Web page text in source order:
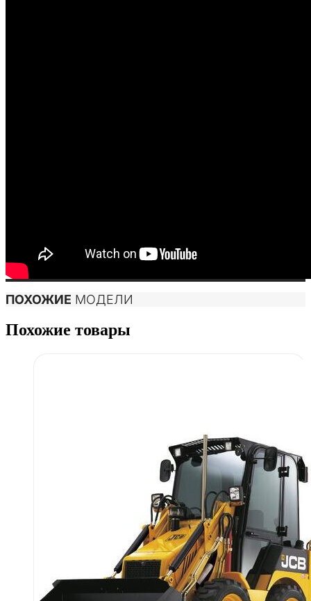
ПОХОЖИЕ МОДЕЛИ
Похожие товары